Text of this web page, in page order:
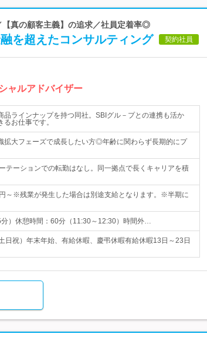
真の顧客主義】の追求／社員定着率◎
を超えたコンサルティング 契約社員
ャルアドバイザー
ラインナップを持つ同社。SBIグル－プとの連携も活か
お仕事です。
大フェーズで成長したい方◎年齢に関わらず長期的にプ
ーションでの転勤はなし。同一拠点で長くキャリアを積
～※残業が発生した場合は別途支給となります。※半期に
）休憩時間：60分（11:30～12:30）時間外…
日祝）年末年始、有給休暇、慶弔休暇有給休暇13日～23日